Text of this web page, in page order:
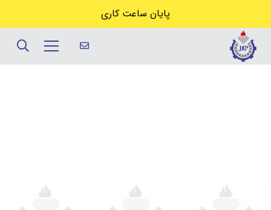
پایان ساعت کاری